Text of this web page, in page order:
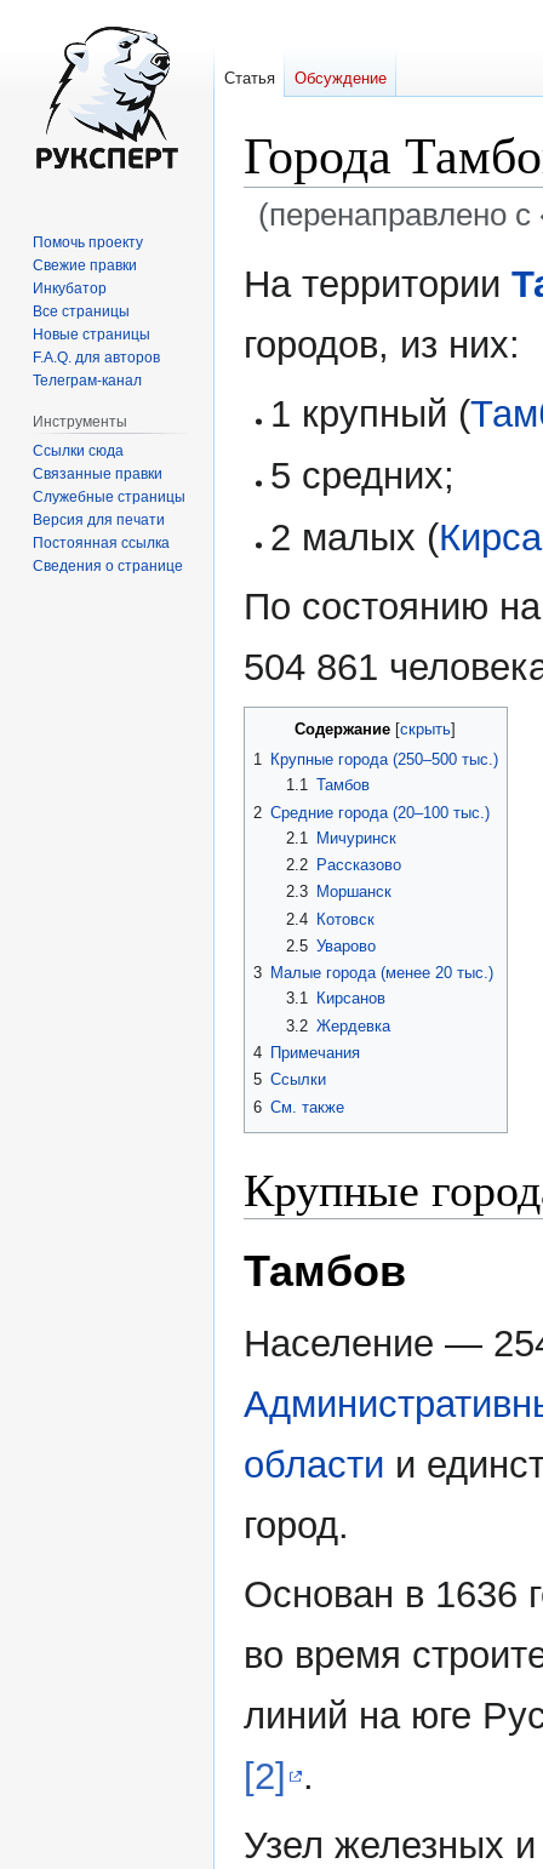
Города
(перенаправлено с
ккНа территории
городов, из них:
1 крупный (
5 средних;
2 малых (
По состоянию
504 861
Содержание
1 Крупные города (250–500 тыс.)
1.1 Тамбов
2 Средние города (20–100 тыс.)
2.1
Мичуринск
2.2
Рассказово
2.3
Моршанск
2.4 Котовск
2.5 Уварово
3 Малые города (менее 20 тыс.)
3.1
Кирсанов
3.2 Жердевка
4 Примечания
5 Ссылки
6 См. также
Крупные
Тамбов
Население —
области и
город.
Основан в 1636
во время
линий на юге
[2] .
Узел железных
Статья Обсуждение
Помочь проекту
Свежие правки
Инкубатор
Все страницы
Новые страницы
F.A.Q. для авторов
Телеграм-канал
Инструменты
Ссылки сюда
Связанные правки
Служебные страницы
Версия для печати
Постоянная ссылка
Сведения о странице